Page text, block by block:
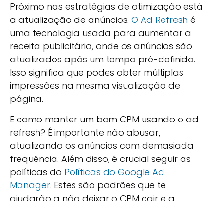
Próximo nas estratégias de otimização está
a atualização de anúncios. O Ad Refresh é
uma tecnologia usada para aumentar a
receita publicitária, onde os anúncios são
atualizados após um tempo pré-definido.
Isso significa que podes obter múltiplas
impressões na mesma visualização de
página.
E como manter um bom CPM usando o ad
refresh? É importante não abusar,
atualizando os anúncios com demasiada
frequência. Além disso, é crucial seguir as
políticas do Políticas do Google Ad
Manager. Estes são padrões que te
ajudarão a não deixar o CPM cair e a